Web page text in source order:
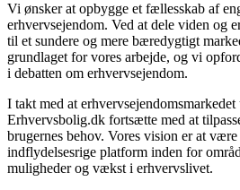
Vi ønsker at opbygge et fællesskab af
erhvervsejendom. Ved at dele viden og
til et sundere og mere bæredygtigt
grundlaget for vores arbejde, og vi
i debatten om erhvervsejendom.
I takt med at
Erhvervsbolig.dk fortsætte med at
brugernes behov. Vores vision er at
indflydelsesrige platform inden for
muligheder og vækst i erhvervslivet.